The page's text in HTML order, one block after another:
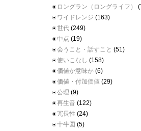
ロングラン（ロングライフ）
ワイドレンジ (163)
世代 (249)
中点 (19)
会うこと・話すこと (51)
使いこなし (158)
価値か意味か (6)
価値・付加価値 (29)
公理 (9)
再生音 (122)
冗長性 (24)
十牛図 (5)